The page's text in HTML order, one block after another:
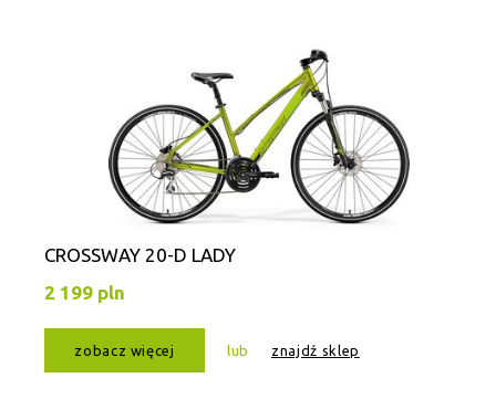
CROSSWAY 20-D LADY
2 199 pln
zobacz więcej lub znajdź sklep